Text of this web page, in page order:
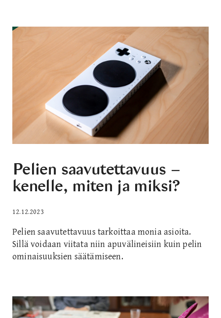
Pelien saavutettavuus –
kenelle, miten ja miksi?
12.12.2023
Pelien saavutettavuus tarkoittaa monia asioita.
Sillä voidaan viitata niin apuvälineisiin kuin pelin
ominaisuuksien säätämiseen.